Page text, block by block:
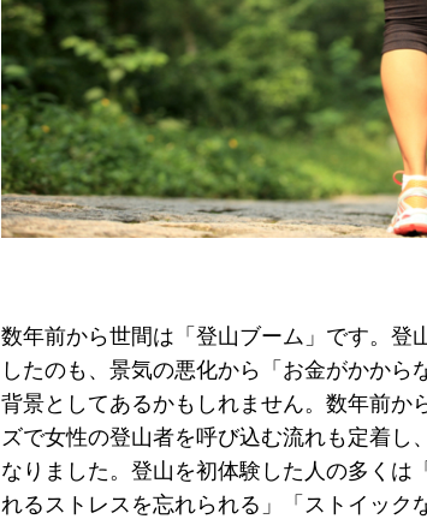
数年前から世間は「登山ブーム」です。登
したのも、景気の悪化から「お金がかか
背景としてあるかもしれません。数年前か
ズで女性の登山者を呼び込む流れも定着
なりました。登山を初体験した人の多くは
れるストレスを忘れられる」「ストイック